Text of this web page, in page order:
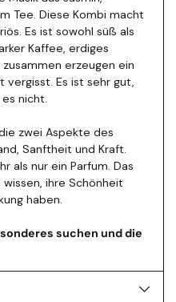
Tee. Diese Kombi macht
Es ist sowohl süß als
Kaffee, erdiges
erzeugen ein
vergisst. Es ist sehr gut,
nicht.
zwei Aspekte des
Sanftheit und Kraft.
als nur ein Parfum. Das
ihre Schönheit
haben.
suchen und die